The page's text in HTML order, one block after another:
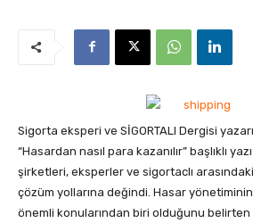
Sigorta eksperi ve SİGORTALI Dergisi
“Hasardan nasıl para kazanılır” başlıklı
şirketleri, eksperler ve sigortaclı
çözüm yollarına değindi. Hasar yönetiminin
önemli konularından biri olduğunu belirten